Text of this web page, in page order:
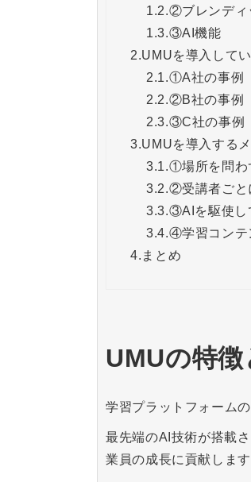
1.2.②ブレンディ
1.3.③AI機能
2.UMUを導入して
2.1.①A社の事例
2.2.②B社の事例
2.3.③C社の事例
3.UMUを導入する
3.1.①場所を問わ
3.2.②受講者ごと
3.3.③AIを駆使し
3.4.④学習コンテ
4. まとめ
UMUの特徴
学習プラットフォーム
最先端のAI技術が搭載
業員の成長に貢献します